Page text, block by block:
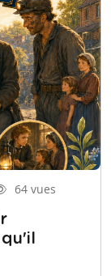
64 vues